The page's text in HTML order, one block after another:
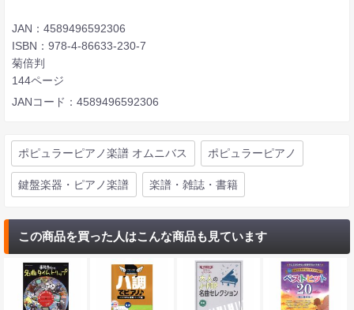
JAN：4589496592306
ISBN：978-4-86633-230-7
菊倍判
144ページ
JANコード：4589496592306
ポピュラーピアノ楽譜 オムニバス ポピュラーピアノ
鍵盤楽器・ピアノ楽譜 楽譜・雑誌・書籍
この商品を買った人はこんな商品も見ています